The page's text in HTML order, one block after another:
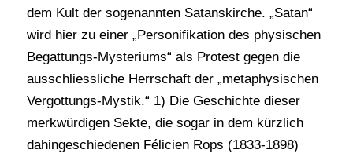
dem Kult der sogenannten Satanskirche. „Satan“
wird hier zu einer „Personifikation des physischen
Begattungs-Mysteriums“ als Protest gegen die
ausschliessliche Herrschaft der „metaphysischen
Vergottungs-Mystik.“ 1) Die Geschichte dieser
merkwürdigen Sekte, die sogar in dem kürzlich
dahingeschiedenen Félicien Rops (1833-1898)